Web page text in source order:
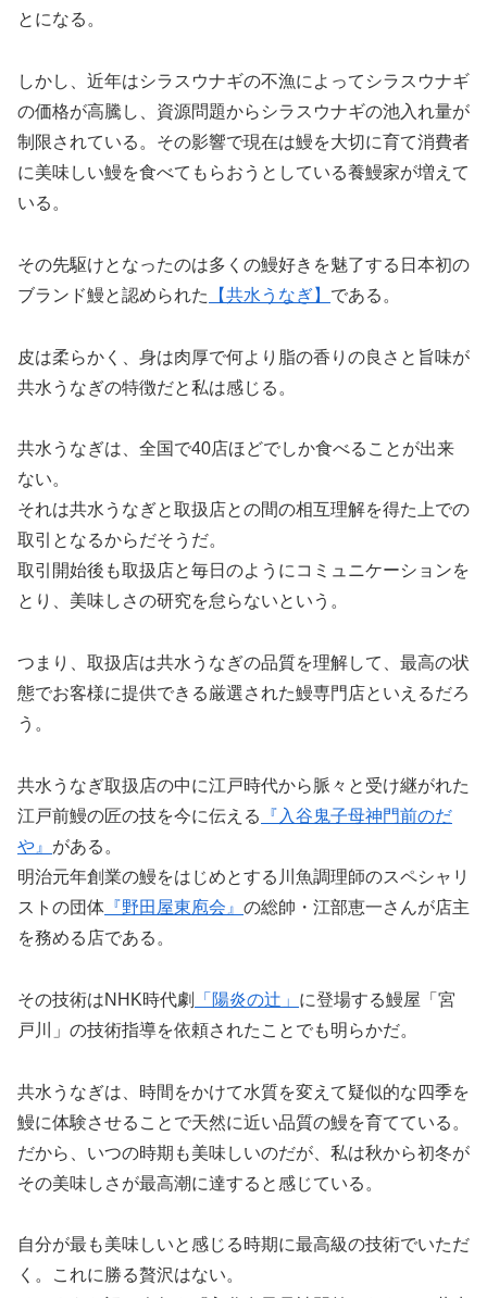
とになる。
しかし、近年はシラスウナギの不漁によってシラスウナギ
の価格が高騰し、資源問題からシラスウナギの池入れ量が
制限されている。その影響で現在は鰻を大切に育て消費者
に美味しい鰻を食べてもらおうとしている養鰻家が増えて
いる。
その先駆けとなったのは多くの鰻好きを魅了する日本初の
ブランド鰻と認められた
【共水うなぎ】 である。
皮は柔らかく、身は肉厚で何より脂の香りの良さと旨味が
共水うなぎの特徴だと私は感じる。
共水うなぎは、全国で40店ほどでしか食べることが出来
ない。
それは共水うなぎと取扱店との間の相互理解を得た上での
取引となるからだそうだ。
取引開始後も取扱店と毎日のようにコミュニケーションを
とり、美味しさの研究を怠らないという。
つまり、取扱店は共水うなぎの品質を理解して、最高の状
態でお客様に提供できる厳選された鰻専門店といえるだろ
う。
共水うなぎ取扱店の中に江戸時代から脈々と受け継がれた
江戸前鰻の匠の技を今に伝える
『入谷鬼子母神門前のだ
や』 がある。
明治元年創業の鰻をはじめとする川魚調理師のスペシャリ
ストの団体 『野田屋東庖会』 の総帥・江部恵一さんが店主
を務める店である。
その技術はNHK時代劇 「陽炎の辻」 に登場する鰻屋「宮
戸川」の技術指導を依頼されたことでも明らかだ。
共水うなぎは、時間をかけて水質を変えて疑似的な四季を
鰻に体験させることで天然に近い品質の鰻を育てている。
だから、いつの時期も美味しいのだが、私は秋から初冬が
その美味しさが最高潮に達すると感じている。
自分が最も美味しいと感じる時期に最高級の技術でいただ
く。これに勝る贅沢はない。